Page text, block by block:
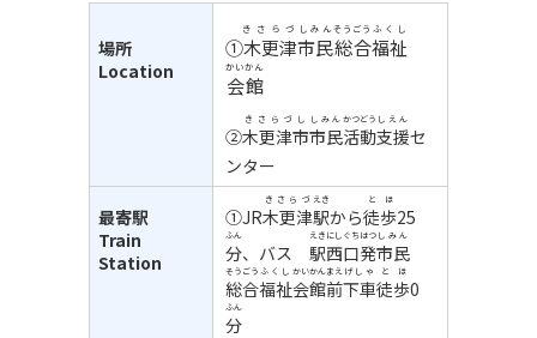
場所
Location
①木更津
きさらづ
市民
しみん
総合
そうごう
福祉
ふくし
会館
かいかん
②木更津市
きさらづし
市民
しみん
活動
かつどう
支援
しえん
セ
ンター
最寄駅
Train
Station
①JR木更津
きさらづ
駅
えき
から徒歩
とほ
25
分
ふん
、バス 駅
えき
西口
にしぐち
発
はつ
市民
しみん
総合
そうごう
福祉
ふくし
会館
かいかん
前
まえ
下車
げしゃ
徒歩
とほ
0
分
ふん